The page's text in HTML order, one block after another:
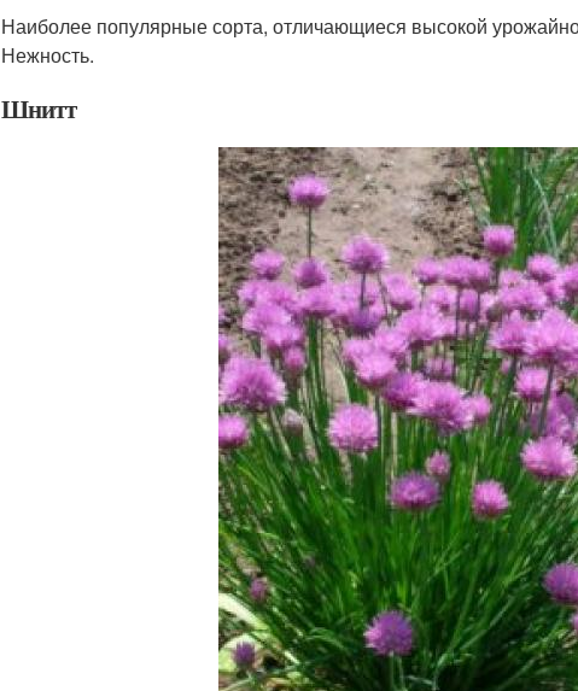
Наиболее популярные сорта, отличающиеся высокой
Нежность.
Шнитт